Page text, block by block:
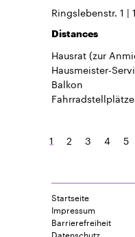
Ringslebenstr. 1
Distances
Hausrat(zur
Hausmeister-
Balkon
Fahrradstellplätze
1 2 3 4 5
Startseite
Impressum
Barrierefreiheit
Datenschutz